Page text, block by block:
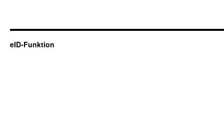
eID-Funktion